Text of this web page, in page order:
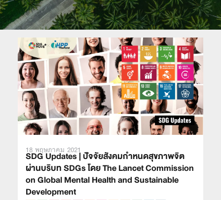
18 พฤษภาคม 2021
SDG Updates | ปัจจัยสังคมกำหนดสุขภาพจิต
ผ่านบริบท SDGs โดย The Lancet Commission
on Global Mental Health and Sustainable
Development